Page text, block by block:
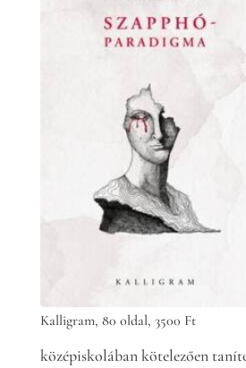
Kalligram, 80 oldal, 3500 Ft
középiskolában kötelezően